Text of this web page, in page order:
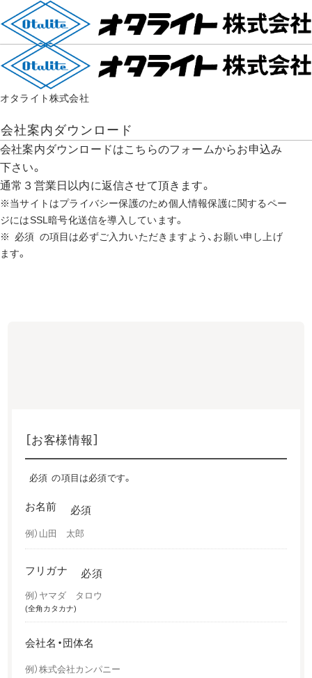
オタライト株式会社
会社案内ダウンロード
会社案内ダウンロードはこちらのフォームからお申込み
下さい。
通常３営業日以内に返信させて頂きます。
当サイトはプライバシー保護のため個人情報保護に関するペー
ジにはSSL暗号化送信を導入しています。
必須 の項目は必ずご入力いただきますよう、お願い申し上げ
ます。
［お客様情報］
必須 の項目は必須です。
お名前 必須
フリガナ 必須
(全角カタカナ)
会社名・団体名